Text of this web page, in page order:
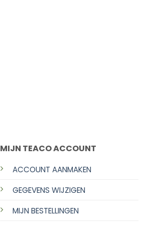
MIJN TEACO ACCOUNT
ACCOUNT AANMAKEN
GEGEVENS WIJZIGEN
MIJN BESTELLINGEN